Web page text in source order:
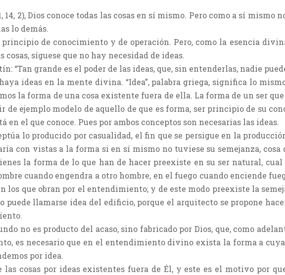
14, 2), Dios conoce todas las cosas en sí mismo. Pero como a sí mismo
lo demás.
principio de conocimiento y de operación. Pero, como la esencia
cosas, síguese que no hay necesidad de ideas.
“Tan grande es el poder de las ideas, que, sin entenderlas, nadie
ideas en la mente divina. “Idea”, palabra griega, significa lo
la forma de una cosa existente fuera de ella. La forma de un ser
de ejemplo modelo de aquello de que es forma, ser principio de su
en el que conoce. Pues por ambos conceptos son necesarias las ideas.
lo producido por casualidad, el fin que se persigue en la
con vistas a la forma si en sí mismo no tuviese su semejanza, cosa
la forma de lo que han de hacer preexiste en su ser natural, cual
cuando engendra a otro hombre, en el fuego cuando enciende
los que obran por el entendimiento; y de este modo preexiste la
puede llamarse idea del edificio, porque el arquitecto se propone
no es producto del acaso, sino fabricado por Dios, que, como
es necesario que en el entendimiento divino exista la forma a
por idea.
las cosas por ideas existentes fuera de Él, y este es el motivo por